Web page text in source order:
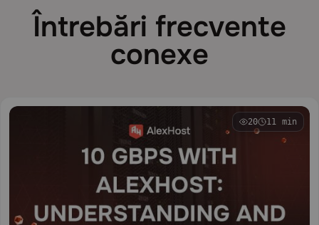
Întrebări frecvente
conexe
20 11 min